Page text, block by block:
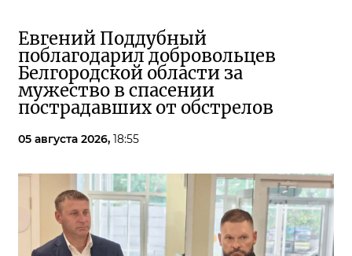
Евгений Поддубный
поблагодарил добровольцев
Белгородской области за
мужество в спасении
пострадавших от обстрелов
05 августа 2026, 18:55